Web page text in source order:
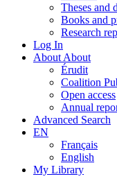
Theses and
Books and
Research
Log In
About About
Érudit
Coalition
Open access
Annual
Advanced Search
EN
Français
English
My Library